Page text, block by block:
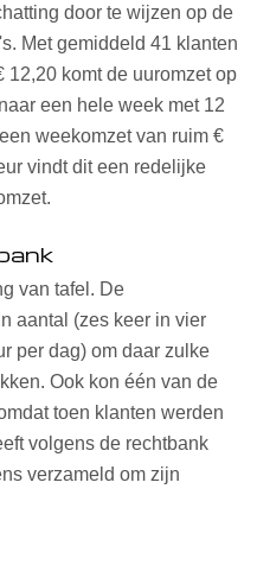
door te wijzen op de
Met gemiddeld 41 klanten
12,20 komt de uuromzet op
een hele week met 12
weekomzet van ruim €
vindt dit een redelijke
van tafel. De
aantal (zes keer in vier
per dag) om daar zulke
Ook kon één van de
toen klanten werden
volgens de rechtbank
verzameld om zijn